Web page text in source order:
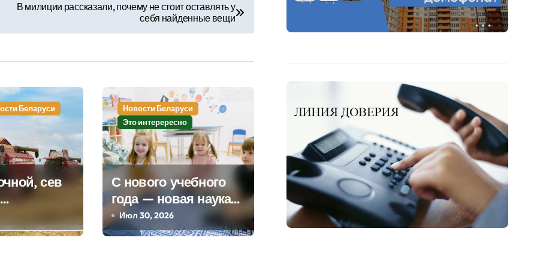
В милиции рассказали, почему не стоит оставлять у
себя найденные вещи
Беларуси
сев
Новости Беларуси
Это интерересно
С нового учебного
года — новая наука
для первоклашек!
Июл 30, 2026